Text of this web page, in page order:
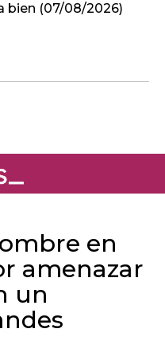
bien (07/08/2026)
en
amenazar
un